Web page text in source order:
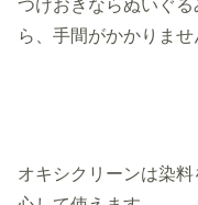
つけおきならぬいぐ
ら、手間がかかりませ
オキシクリーンは染